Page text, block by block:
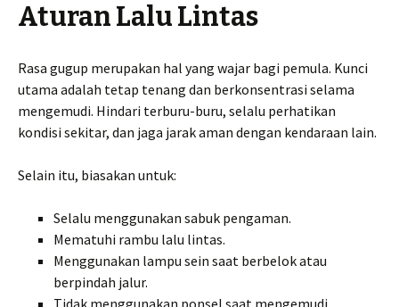
Aturan Lalu Lintas
Rasa gugup merupakan hal yang wajar bagi pemula. Kunci
utama adalah tetap tenang dan berkonsentrasi selama
mengemudi. Hindari terburu-buru, selalu perhatikan
kondisi sekitar, dan jaga jarak aman dengan kendaraan lain.
Selain itu, biasakan untuk:
Selalu menggunakan sabuk pengaman.
Mematuhi rambu lalu lintas.
Menggunakan lampu sein saat berbelok atau
berpindah jalur.